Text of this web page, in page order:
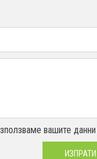
вашите